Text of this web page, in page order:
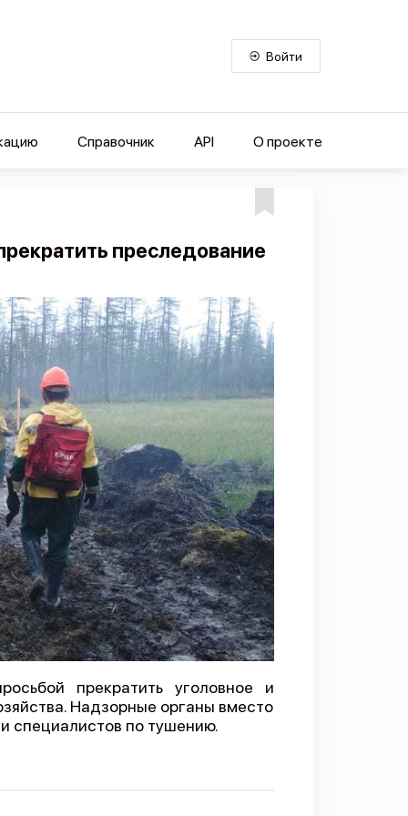
Войти
Справочник API О проекте
преследование
прекратить уголовное и
Надзорные органы вместо
специалистов по тушению.